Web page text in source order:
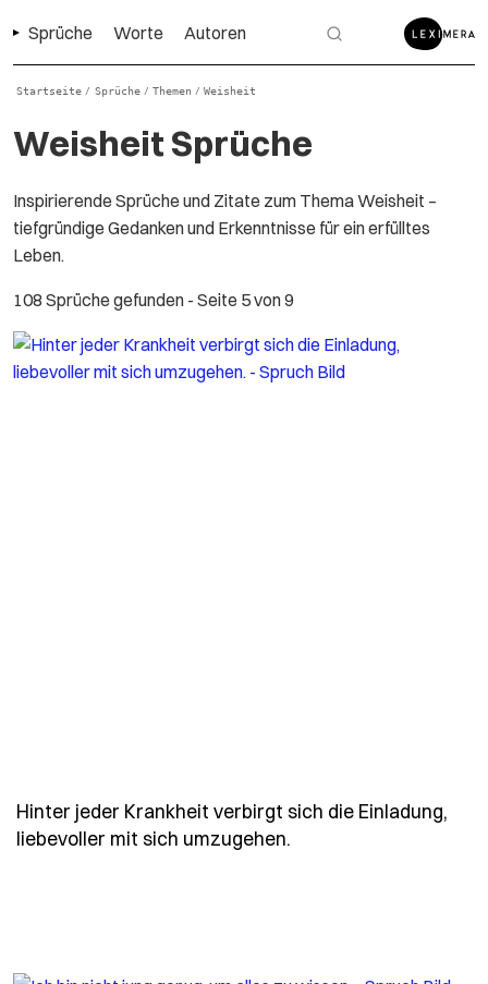
Sprüche Worte Autoren
Startseite / Sprüche / Themen / Weisheit
Weisheit Sprüche
Inspirierende Sprüche und Zitate zum Thema Weisheit –
tiefgründige Gedanken und Erkenntnisse für ein erfülltes
Leben.
108 Sprüche gefunden - Seite 5 von 9
Hinter jeder Krankheit verbirgt sich die Einladung,
liebevoller mit sich umzugehen.